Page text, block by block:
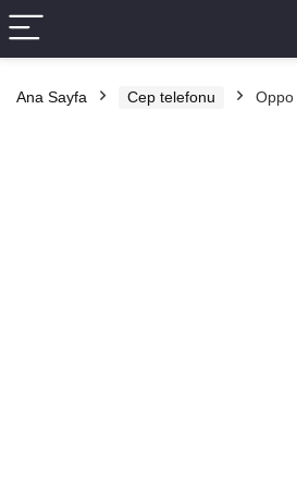
Ana Sayfa Cep telefonu Oppo